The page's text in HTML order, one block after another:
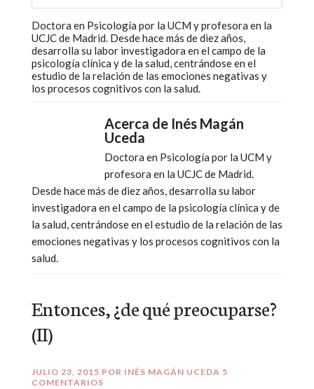
Doctora en Psicología por la UCM y profesora en la
UCJC de Madrid. Desde hace más de diez años,
desarrolla su labor investigadora en el campo de la
psicología clínica y de la salud, centrándose en el
estudio de la relación de las emociones negativas y
los procesos cognitivos con la salud.
Acerca de Inés Magán
Uceda
Doctora en Psicología por la UCM y
profesora en la UCJC de Madrid.
Desde hace más de diez años, desarrolla su labor
investigadora en el campo de la psicología clínica y de
la salud, centrándose en el estudio de la relación de las
emociones negativas y los procesos cognitivos con la
salud.
Entonces, ¿de qué preocuparse?
(II)
JULIO 23, 2015 POR INÉS MAGÁN UCEDA 5
COMENTARIOS